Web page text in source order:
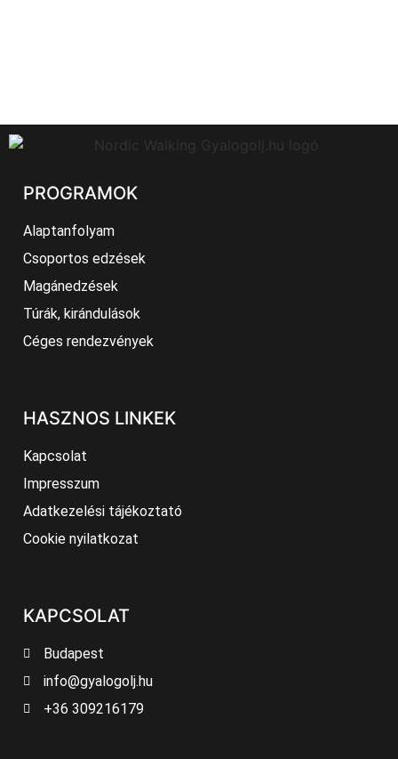
PROGRAMOK
Alaptanfolyam
Csoportos edzések
Magánedzések
Túrák, kirándulások
Céges rendezvények
HASZNOS LINKEK
Kapcsolat
Impresszum
Adatkezelési tájékoztató
Cookie nyilatkozat
KAPCSOLAT
Budapest
info@gyalogolj.hu
+36 309216179